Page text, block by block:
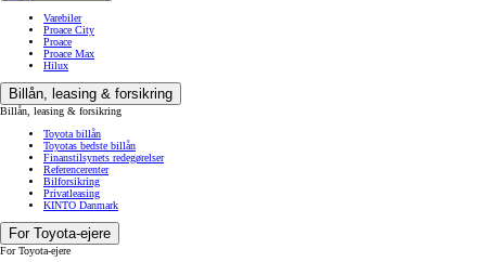
Varebiler
Proace City
Proace
Proace Max
Hilux
Billån, leasing & forsikring
Billån, leasing & forsikring
Toyota billån
Toyotas bedste billån
Finanstilsynets redegørelser
Referencerenter
Bilforsikring
Privatleasing
KINTO Danmark
For Toyota-ejere
For Toyota-ejere